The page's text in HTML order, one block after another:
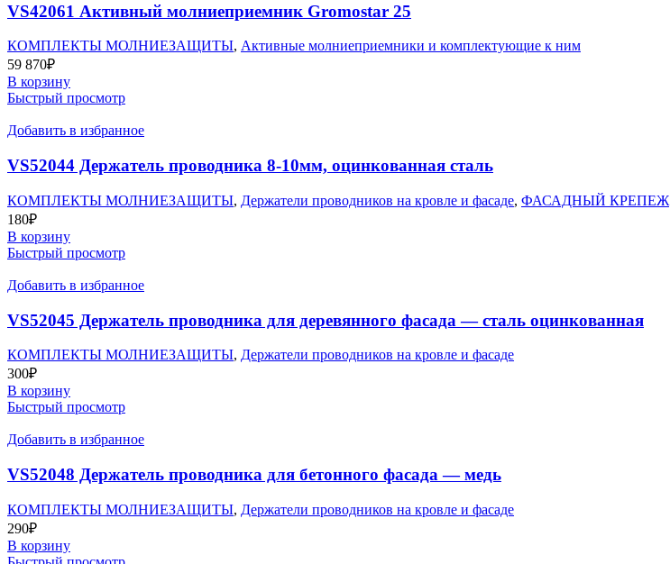
VS42061 Активный молниеприемник Gromostar 25
КОМПЛЕКТЫ МОЛНИЕЗАЩИТЫ, Активные молниеприемники и комплектующие к ним
59 870₽
В корзину
Быстрый просмотр
Добавить в избранное
VS52044 Держатель проводника 8-10мм, оцинкованная сталь
КОМПЛЕКТЫ МОЛНИЕЗАЩИТЫ, Держатели проводников на кровле и фасаде, ФАСАДНЫЙ КРЕПЕЖ
180₽
В корзину
Быстрый просмотр
Добавить в избранное
VS52045 Держатель проводника для деревянного фасада — сталь оцинкованная
КОМПЛЕКТЫ МОЛНИЕЗАЩИТЫ, Держатели проводников на кровле и фасаде
300₽
В корзину
Быстрый просмотр
Добавить в избранное
VS52048 Держатель проводника для бетонного фасада — медь
КОМПЛЕКТЫ МОЛНИЕЗАЩИТЫ, Держатели проводников на кровле и фасаде
290₽
В корзину